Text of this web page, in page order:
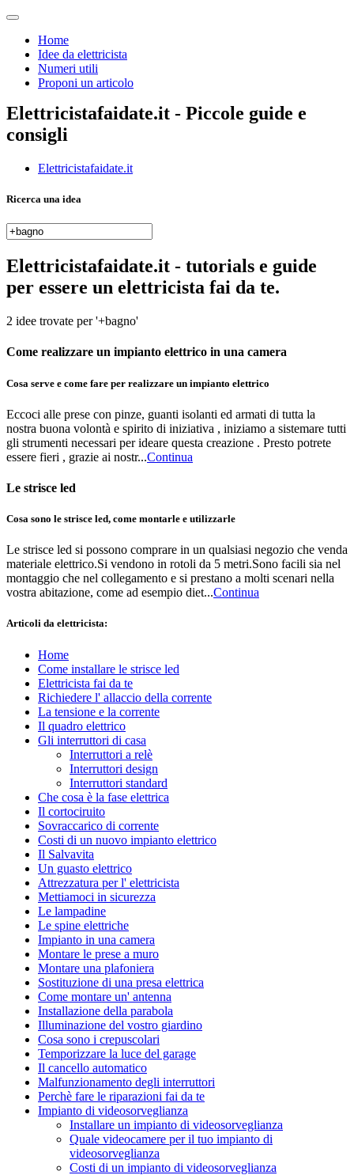
Home
Idee da elettricista
Numeri utili
Proponi un articolo
Elettricistafaidate.it - Piccole guide e
consigli
Elettricistafaidate.it
Ricerca una idea
Elettricistafaidate.it - tutorials e guide
per essere un elettricista fai da te.
2 idee trovate per '+bagno'
Come realizzare un impianto elettrico in una camera
Cosa serve e come fare per realizzare un impianto elettrico
Eccoci alle prese con pinze, guanti isolanti ed armati di tutta la
nostra buona volontà e spirito di iniziativa , iniziamo a sistemare tutti
gli strumenti necessari per ideare questa creazione . Presto potrete
essere fieri , grazie ai nostr...Continua
Le strisce led
Cosa sono le strisce led, come montarle e utilizzarle
Le strisce led si possono comprare in un qualsiasi negozio che venda
materiale elettrico.Si vendono in rotoli da 5 metri.Sono facili sia nel
montaggio che nel collegamento e si prestano a molti scenari nella
vostra abitazione, come ad esempio diet...Continua
Articoli da elettricista:
Home
Come installare le strisce led
Elettricista fai da te
Richiedere l' allaccio della corrente
La tensione e la corrente
Il quadro elettrico
Gli interruttori di casa
Interruttori a relè
Interruttori design
Interruttori standard
Che cosa è la fase elettrica
Il cortociruito
Sovraccarico di corrente
Costi di un nuovo impianto elettrico
Il Salvavita
Un guasto elettrico
Attrezzatura per l' elettricista
Mettiamoci in sicurezza
Le lampadine
Le spine elettriche
Impianto in una camera
Montare le prese a muro
Montare una plafoniera
Sostituzione di una presa elettrica
Come montare un' antenna
Installazione della parabola
Illuminazione del vostro giardino
Cosa sono i crepuscolari
Temporizzare la luce del garage
Il cancello automatico
Malfunzionamento degli interruttori
Perchè fare le riparazioni fai da te
Impianto di videosorveglianza
Installare un impianto di videosorveglianza
Quale videocamere per il tuo impianto di
videosorveglianza
Costi di un impianto di videosorveglianza